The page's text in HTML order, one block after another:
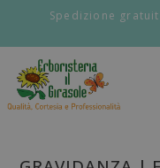
Spedizione